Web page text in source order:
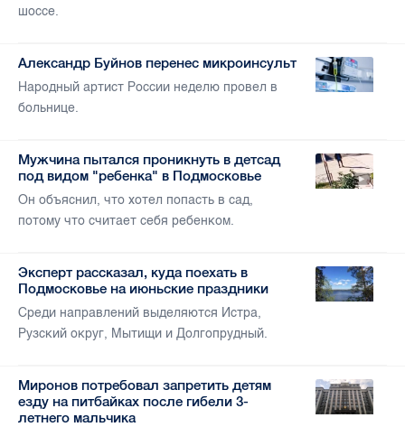
шоссе.
Александр Буйнов перенес микроинсульт
Народный артист России неделю провел в
больнице.
Мужчина пытался проникнуть в детсад
под видом "ребенка" в Подмосковье
Он объяснил, что хотел попасть в сад,
потому что считает себя ребенком.
Эксперт рассказал, куда поехать в
Подмосковье на июньские праздники
Среди направлений выделяются Истра,
Рузский округ, Мытищи и Долгопрудный.
Миронов потребовал запретить детям
езду на питбайках после гибели 3-
летнего мальчика